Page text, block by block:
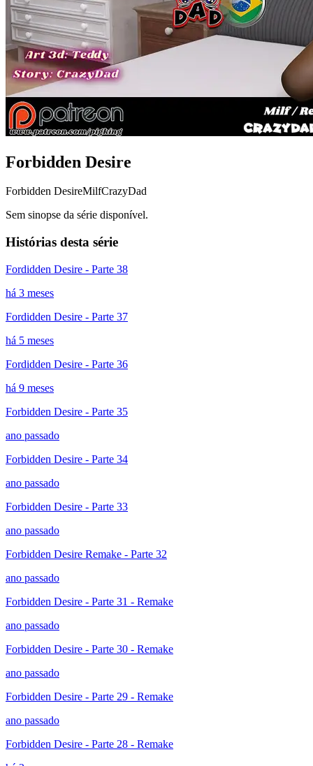
Forbidden Desire
Forbidden DesireMilfCrazyDad
Sem sinopse da série disponível.
Histórias desta série
Fordidden Desire - Parte 38
há 3 meses
Fordidden Desire - Parte 37
há 5 meses
Fordidden Desire - Parte 36
há 9 meses
Forbidden Desire - Parte 35
ano passado
Forbidden Desire - Parte 34
ano passado
Forbidden Desire - Parte 33
ano passado
Forbidden Desire Remake - Parte 32
ano passado
Forbidden Desire - Parte 31 - Remake
ano passado
Forbidden Desire - Parte 30 - Remake
ano passado
Forbidden Desire - Parte 29 - Remake
ano passado
Forbidden Desire - Parte 28 - Remake